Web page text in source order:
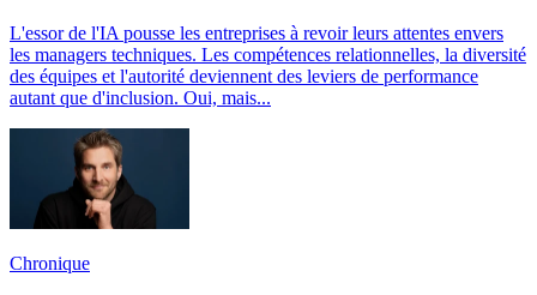
L'essor de l'IA pousse les entreprises à revoir leurs attentes envers
les managers techniques. Les compétences relationnelles, la diversité
des équipes et l'autorité deviennent des leviers de performance
autant que d'inclusion. Oui, mais...
Chronique